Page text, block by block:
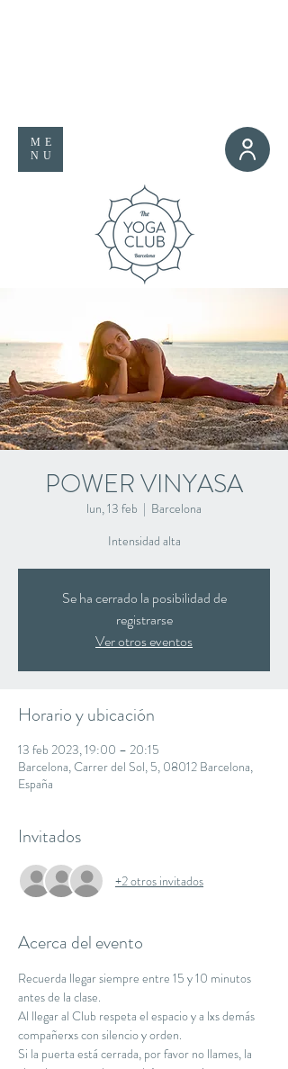
ME
NU
POWER VINYASA
lun, 13 feb
  |
Barcelona
Intensidad alta
Se ha cerrado la posibilidad de
registrarse
Ver otros eventos
Horario y ubicación
13 feb 2023, 19:00 – 20:15
Barcelona, Carrer del Sol, 5, 08012 Barcelona,
España
Invitados
+2 otros invitados
Acerca del evento
Recuerda llegar siempre entre 15 y 10 minutos
antes de la clase.
Al llegar al Club respeta el espacio y a lxs demás
compañerxs con silencio y orden.
Si la puerta está cerrada, por favor no llames, la